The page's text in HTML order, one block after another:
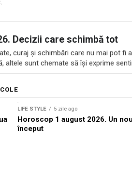
Decizii care schimbă tot
curaj și schimbări care nu mai pot fi
altele sunt chemate să își exprime
LIFE STYLE 5 zile ago
Horoscop 1 august 2026. Un nou
început